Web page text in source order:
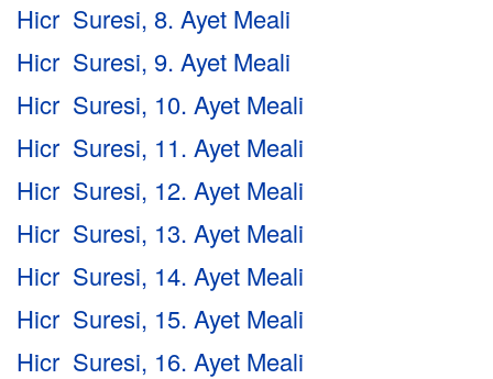
Hicr Suresi, 8. Ayet Meali
Hicr Suresi, 9. Ayet Meali
Hicr Suresi, 10. Ayet Meali
Hicr Suresi, 11. Ayet Meali
Hicr Suresi, 12. Ayet Meali
Hicr Suresi, 13. Ayet Meali
Hicr Suresi, 14. Ayet Meali
Hicr Suresi, 15. Ayet Meali
Hicr Suresi, 16. Ayet Meali